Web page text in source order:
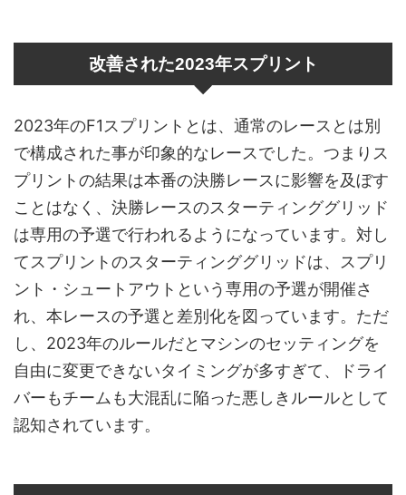
改善された2023年スプリント
2023年のF1スプリントとは、通常のレースとは別
で構成された事が印象的なレースでした。つまりス
プリントの結果は本番の決勝レースに影響を及ぼす
ことはなく、決勝レースのスターティンググリッド
は専用の予選で行われるようになっています。対し
てスプリントのスターティンググリッドは、スプリ
ント・シュートアウトという専用の予選が開催さ
れ、本レースの予選と差別化を図っています。ただ
し、2023年のルールだとマシンのセッティングを
自由に変更できないタイミングが多すぎて、ドライ
バーもチームも大混乱に陥った悪しきルールとして
認知されています。